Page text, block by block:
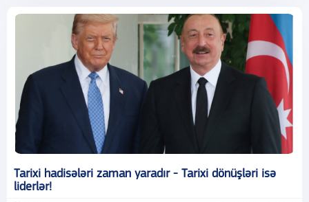
Tarixi hadisələri zaman yaradır - Tarixi dönüşləri isə
liderlər!